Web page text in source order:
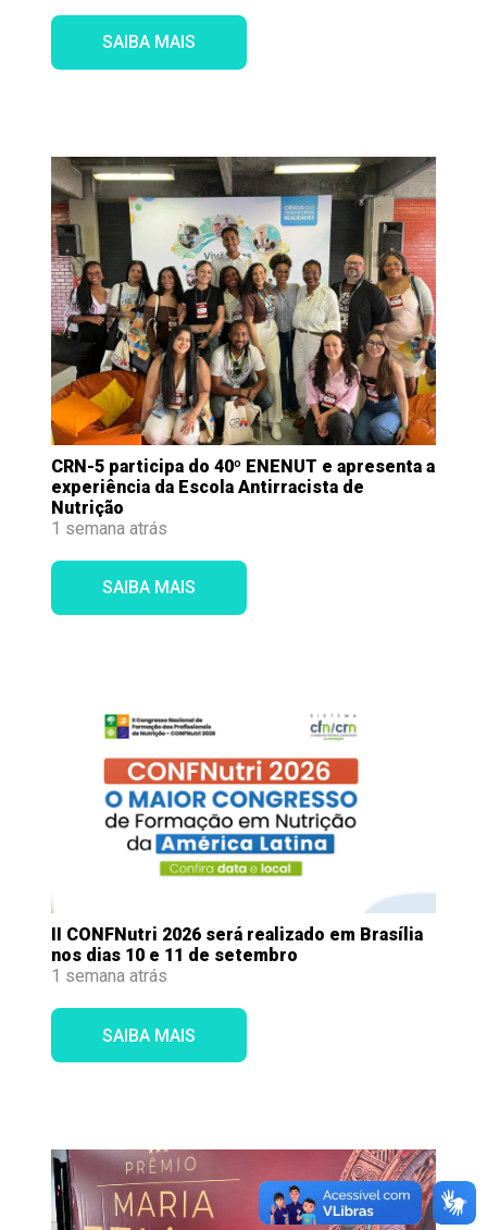
SAIBA MAIS
CRN-5 participa do 40º ENENUT e apresenta a
experiência da Escola Antirracista de
Nutrição
1 semana atrás
SAIBA MAIS
II CONFNutri 2026 será realizado em Brasília
nos dias 10 e 11 de setembro
1 semana atrás
SAIBA MAIS